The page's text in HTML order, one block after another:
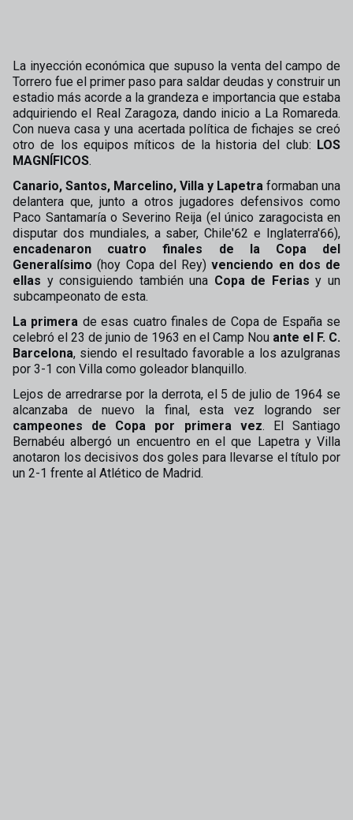
La inyección económica que supuso la venta del campo de
Torrero fue el primer paso para saldar deudas y construir un
estadio más acorde a la grandeza e importancia que estaba
adquiriendo el Real Zaragoza, dando inicio a La Romareda.
Con nueva casa y una acertada política de fichajes se creó
otro de los equipos míticos de la historia del club: LOS
MAGNÍFICOS.
Canario, Santos, Marcelino, Villa y Lapetra formaban una
delantera que, junto a otros jugadores defensivos como
Paco Santamaría o Severino Reija (el único zaragocista en
disputar dos mundiales, a saber, Chile'62 e Inglaterra'66),
encadenaron cuatro finales de la Copa del
Generalísimo (hoy Copa del Rey)venciendo en dos de
ellas y consiguiendo también una Copa de Feriasy un
subcampeonato de esta.
La primera de esas cuatro finales de Copa de España se
celebró el 23 de junio de 1963 en el Camp Nou ante el F. C.
Barcelona, siendo el resultado favorable a los azulgranas
por 3-1 con Villa como goleador blanquillo.
Lejos de arredrarse por la derrota, el 5 de julio de 1964 se
alcanzaba de nuevo la final, esta vez logrando ser
campeones de Copa por primera vez. El Santiago
Bernabéu albergó un encuentro en el que Lapetra y Villa
anotaron los decisivos dos goles para llevarse el título por
un 2-1 frente al Atlético de Madrid.